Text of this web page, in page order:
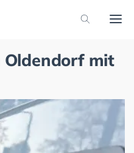
Oldendorf mit